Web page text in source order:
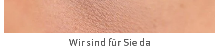
Wir sind für Sie da